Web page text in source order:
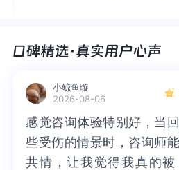
我转身，离开
在我估摸着走出了他的视线之
边走着，我打开了我们记录情
情侣关系、迅速换掉了我们的
小鲸鱼璇
2026-08-06
感觉咨询体验特别好，当
些受伤的情景时，咨询师
共情，让我觉得我真的被
感觉咨询体验特别好，当
些受伤的情景时，咨询师
共情，让我觉得我真的被